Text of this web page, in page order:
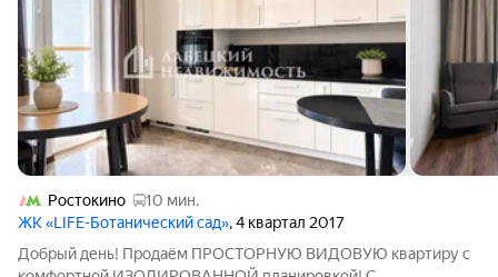
Ростокино
10 мин.
ЖК «LIFE-Ботанический cад», 4 квартал 2017
Добрый день! Продаём ПРОСТОРНУЮ ВИДОВУЮ квартиру с